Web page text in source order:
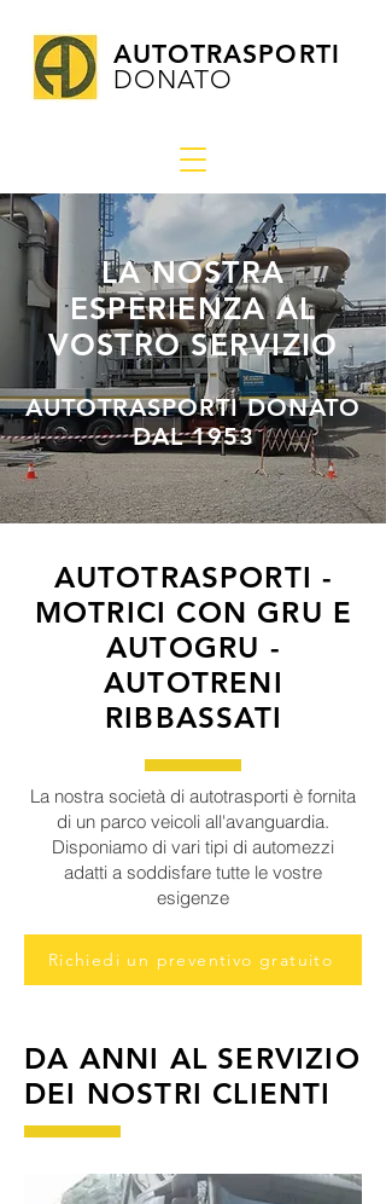
AUTOTRASPORTI
DONATO
LA NOSTRA
ESPERIENZA AL
VOSTRO SERVIZIO
AUTOTRASPORTI DONATO
DAL 1953
AUTOTRASPORTI -
MOTRICI CON GRU E
AUTOGRU -
AUTOTRENI
RIBBASSATI
La nostra società di autotrasporti è fornita
di un parco veicoli all'avanguardia.
Disponiamo di vari tipi di automezzi
adatti a soddisfare tutte le vostre
esigenze
Richiedi un preventivo gratuito
DA ANNI AL SERVIZIO
DEI NOSTRI CLIENTI